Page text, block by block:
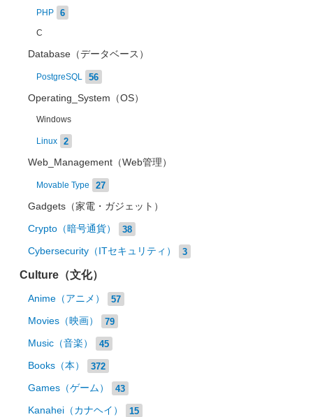
PHP 6
C
Database（データベース）
PostgreSQL 56
Operating_System（OS）
Windows
Linux 2
Web_Management（Web管理）
Movable Type 27
Gadgets（家電・ガジェット）
Crypto（暗号通貨） 38
Cybersecurity（ITセキュリティ） 3
Culture（文化）
Anime（アニメ） 57
Movies（映画） 79
Music（音楽） 45
Books（本） 372
Games（ゲーム） 43
Kanahei（カナヘイ） 15